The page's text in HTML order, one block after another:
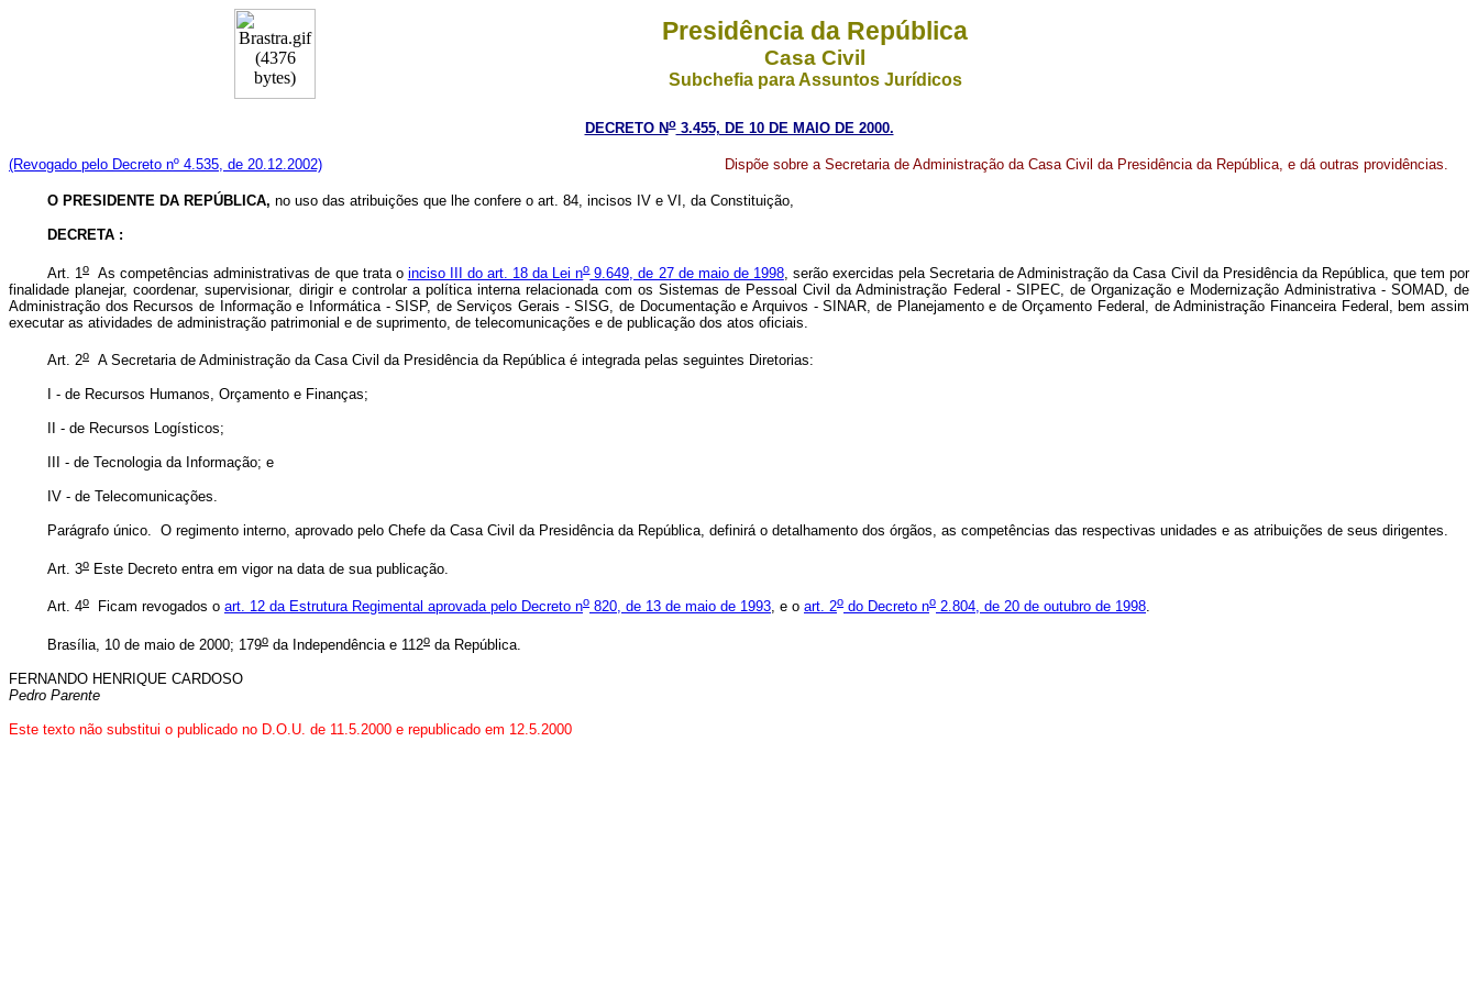
Presidência da República
Casa Civil
Subchefia para Assuntos Jurídicos
DECRETO No3.455, DE 10 DE MAIO DE 2000.
(Revogado pelo Decreto nº 4.535, de 20.12.2002) Dispõe sobre a Secretaria de Administração da Casa Civil da Presidência da República, e dá outras providências.
O PRESIDENTE DA REPÚBLICA, no uso das atribuições que lhe confere o art. 84, incisos IV e VI, da Constituição,
DECRETA :
Art. 1o As competências administrativas de que trata o inciso III do art. 18 da Lei no9.649, de 27 de maio de 1998, serão exercidas pela Secretaria de Administração da Casa Civil da Presidência da República, que tem por
finalidade planejar, coordenar, supervisionar, dirigir e controlar a política interna relacionada com os Sistemas de Pessoal Civil da Administração Federal - SIPEC, de Organização e Modernização Administrativa - SOMAD, de
Administração dos Recursos de Informação e Informática - SISP, de Serviços Gerais - SISG, de Documentação e Arquivos - SINAR, de Planejamento e de Orçamento Federal, de Administração Financeira Federal, bem assim
executar as atividades de administração patrimonial e de suprimento, de telecomunicações e de publicação dos atos oficiais.
Art. 2o A Secretaria de Administração da Casa Civil da Presidência da República é integrada pelas seguintes Diretorias:
I - de Recursos Humanos, Orçamento e Finanças;
II - de Recursos Logísticos;
III - de Tecnologia da Informação; e
IV - de Telecomunicações.
Parágrafo único. O regimento interno, aprovado pelo Chefe da Casa Civil da Presidência da República, definirá o detalhamento dos órgãos, as competências das respectivas unidades e as atribuições de seus dirigentes.
Art. 3o Este Decreto entra em vigor na data de sua publicação.
Art. 4o Ficam revogados o art. 12 da Estrutura Regimental aprovada pelo Decreto no 820, de 13 de maio de 1993, e o art. 2o do Decreto no 2.804, de 20 de outubro de 1998.
Brasília, 10 de maio de 2000; 179o da Independência e 112o da República.
FERNANDO HENRIQUE CARDOSO
Pedro Parente
Este texto não substitui o publicado no D.O.U. de 11.5.2000 e republicado em 12.5.2000